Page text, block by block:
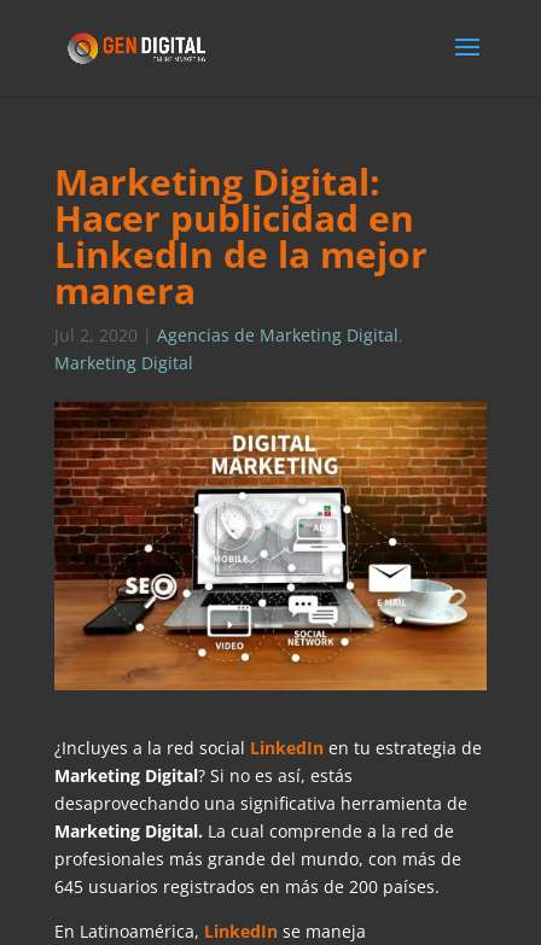
Marketing Digital:
Hacer publicidad en
LinkedIn de la mejor
manera
Jul 2, 2020 | Agencias de Marketing Digital,
Marketing Digital
¿Incluyes a la red social LinkedInen tu estrategia de
Marketing Digital? Si no es así, estás
desaprovechando una significativa herramienta de
Marketing Digital. La cual comprende a la red de
profesionales más grande del mundo, con más de
645 usuarios registrados en más de 200 países.
En Latinoamérica, LinkedInse maneja